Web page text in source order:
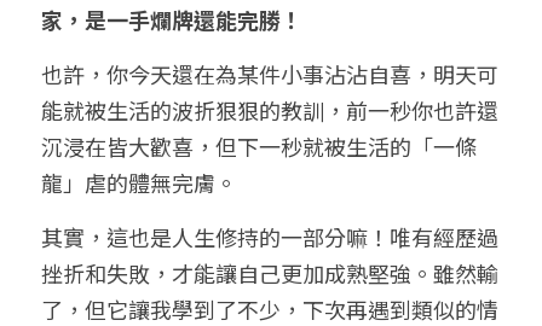
家，是一手爛牌還能完勝！
也許，你今天還在為某件小事沾沾自喜，明天可
能就被生活的波折狠狠的教訓，前一秒你也許還
沉浸在皆大歡喜，但下一秒就被生活的「一條
龍」虐的體無完膚。
其實，這也是人生修持的一部分嘛！唯有經歷過
挫折和失敗，才能讓自己更加成熟堅強。雖然輸
了，但它讓我學到了不少，下次再遇到類似的情